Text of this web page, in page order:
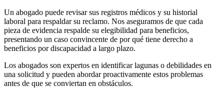
Un abogado puede revisar sus registros médicos y su historial
laboral para respaldar su reclamo. Nos aseguramos de que cada
pieza de evidencia respalde su elegibilidad para beneficios,
presentando un caso convincente de por qué tiene derecho a
beneficios por discapacidad a largo plazo.
Los abogados son expertos en identificar lagunas o debilidades en
una solicitud y pueden abordar proactivamente estos problemas
antes de que se conviertan en obstáculos.